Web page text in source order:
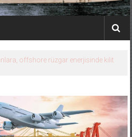
offshore rüzgar enerjisinde kilit